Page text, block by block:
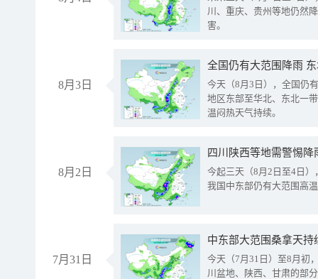
川、重庆、贵州等地仍然
害。
8月3日
全国仍有大范围降雨
今天（8月3日），全国仍
地区东部至华北、东北一
温闷热天气持续。
8月2日
今起三天（8月2日至4日
我国中东部仍有大范围高
7月31日
中东部大范围桑拿天
今天（7月31日）至8月初
川盆地、陕西、甘肃的部